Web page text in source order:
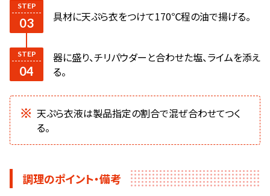
具材に天ぷら衣をつけて170℃程の油で揚げる。
器に盛り、チリパウダーと合わせた塩、ライムを添え
る。
天ぷら衣液は製品指定の割合で混ぜ合わせてつく
る。
調理のポイント・備考